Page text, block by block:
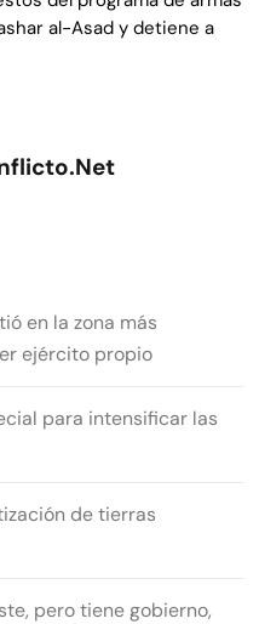
al-Asad y detiene a
en la zona más
ejército propio
para intensificar las
de tierras
pero tiene gobierno,